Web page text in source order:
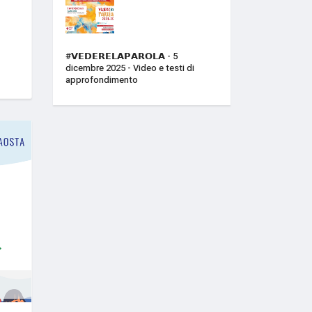
#𝗩𝗘𝗗𝗘𝗥𝗘𝗟𝗔𝗣𝗔𝗥𝗢𝗟𝗔 - 5
dicembre 2025 - Video e testi di
approfondimento